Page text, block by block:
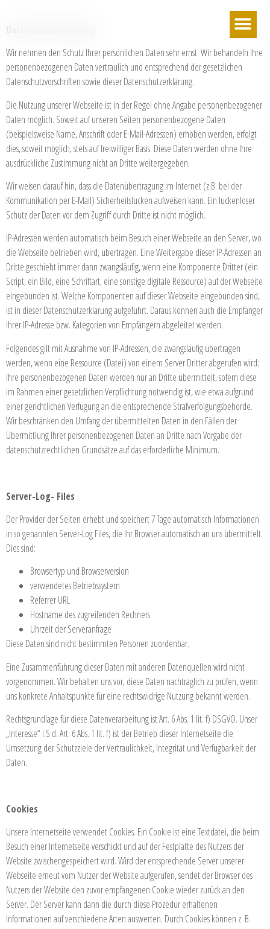
Wir nehmen den Schutz Ihrer persönlichen Daten sehr ernst. Wir behandeln Ihre
personenbezogenen Daten vertraulich und entsprechend der gesetzlichen
Datenschutzvorschriften sowie dieser Datenschutzerklärung.
Die Nutzung unserer Webseite ist in der Regel ohne Angabe personenbezogener
Daten möglich. Soweit auf unseren Seiten personenbezogene Daten
(beispielsweise Name, Anschrift oder E-Mail-Adressen) erhoben werden, erfolgt
dies, soweit möglich, stets auf freiwilliger Basis. Diese Daten werden ohne Ihre
ausdrückliche Zustimmung nicht an Dritte weitergegeben.
Wir weisen darauf hin, dass die Datenübertragung im Internet (z.B. bei der
Kommunikation per E-Mail) Sicherheitslücken aufweisen kann. Ein lückenloser
Schutz der Daten vor dem Zugriff durch Dritte ist nicht möglich.
IP-Adressen werden automatisch beim Besuch einer Webseite an den Server, wo
die Webseite betrieben wird, übertragen. Eine Weitergabe dieser IP-Adressen an
Dritte geschieht immer dann zwangsläufig, wenn eine Komponente Dritter (ein
Script, ein Bild, eine Schriftart, eine sonstige digitale Ressource) auf der Webseite
eingebunden ist. Welche Komponenten auf dieser Webseite eingebunden sind,
ist in dieser Datenschutzerklärung aufgeführt. Daraus können auch die Empfänger
Ihrer IP-Adresse bzw. Kategorien von Empfängern abgeleitet werden.
Folgendes gilt mit Ausnahme von IP-Adressen, die zwangsläufig übertragen
werden, wenn eine Ressource (Datei) von einem Server Dritter abgerufen wird:
Ihre personenbezogenen Daten werden nur an Dritte übermittelt, sofern diese
im Rahmen einer gesetzlichen Verpflichtung notwendig ist, wie etwa aufgrund
einer gerichtlichen Verfügung an die entsprechende Strafverfolgungsbehörde.
Wir beschränken den Umfang der übermittelten Daten in den Fällen der
Übermittlung Ihrer personenbezogenen Daten an Dritte nach Vorgabe der
datenschutzrechtlichen Grundsätze auf das erforderliche Minimum.
Server-Log- Files
Der Provider der Seiten erhebt und speichert 7 Tage automatisch Informationen
in so genannten Server-Log Files, die Ihr Browser automatisch an uns übermittelt.
Dies sind:
Browsertyp und Browserversion
verwendetes Betriebssystem
Referrer URL
Hostname des zugreifenden Rechners
Uhrzeit der Serveranfrage
Diese Daten sind nicht bestimmten Personen zuordenbar.
Eine Zusammenführung dieser Daten mit anderen Datenquellen wird nicht
vorgenommen. Wir behalten uns vor, diese Daten nachträglich zu prüfen, wenn
uns konkrete Anhaltspunkte für eine rechtswidrige Nutzung bekannt werden.
Rechtsgrundlage für diese Datenverarbeitung ist Art. 6 Abs. 1 lit. f) DSGVO. Unser
„Interesse“ i.S.d. Art. 6 Abs. 1 lit. f) ist der Betrieb dieser Internetseite die
Umsetzung der Schutzziele der Vertraulichkeit, Integrität und Verfügbarkeit der
Daten.
Cookies
Unsere Internetseite verwendet Cookies. Ein Cookie ist eine Textdatei, die beim
Besuch einer Internetseite verschickt und auf der Festplatte des Nutzers der
Website zwischengespeichert wird. Wird der entsprechende Server unserer
Webseite erneut vom Nutzer der Website aufgerufen, sendet der Browser des
Nutzers der Website den zuvor empfangenen Cookie wieder zurück an den
Server. Der Server kann dann die durch diese Prozedur erhaltenen
Informationen auf verschiedene Arten auswerten. Durch Cookies können z. B.